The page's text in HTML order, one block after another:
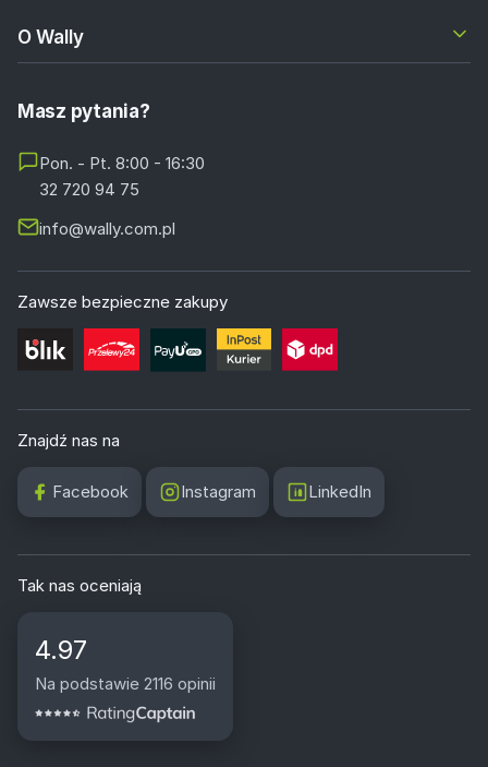
O Wally
Masz pytania?
Pon. - Pt. 8:00 - 16:30
32 720 94 75
info@wally.com.pl
Zawsze bezpieczne zakupy
Znajdź nas na
Facebook Instagram LinkedIn
Tak nas oceniają
4.97
Na podstawie 2116 opinii